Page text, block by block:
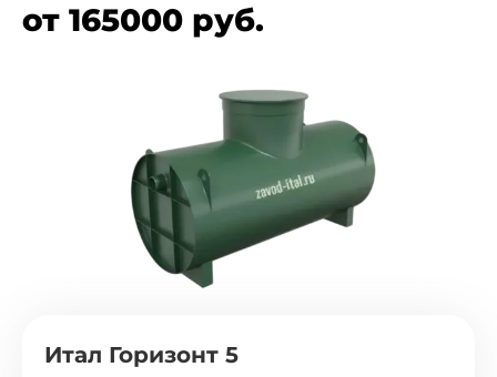
от 165000 руб.
Итал Горизонт 5